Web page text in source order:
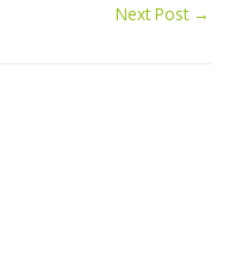
Next Post →